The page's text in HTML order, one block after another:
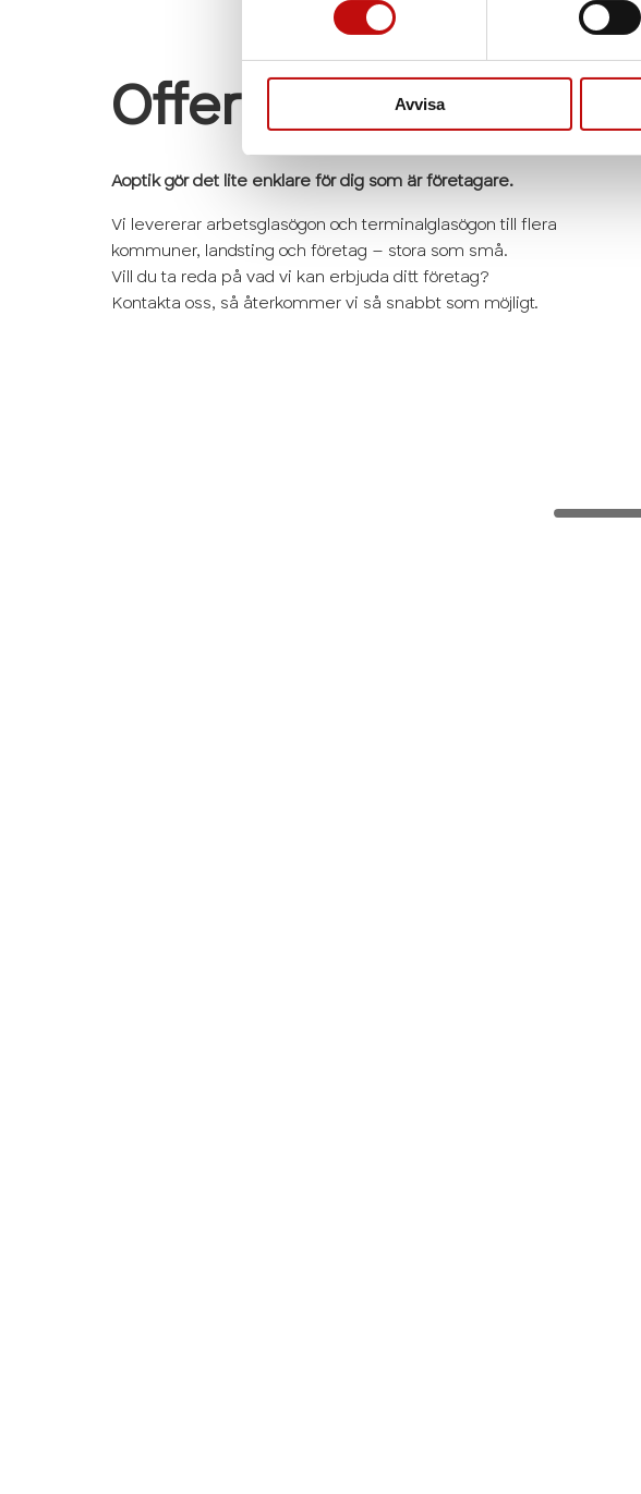
Avvisa
Offertförfrågan
Aoptik gör det lite enklare för dig som är företagare.
Vi levererar arbetsglasögon och terminalglasögon till flera
kommuner, landsting och företag – stora som små.
Vill du ta reda på vad vi kan erbjuda ditt företag?
Kontakta oss, så återkommer vi så snabbt som möjligt.